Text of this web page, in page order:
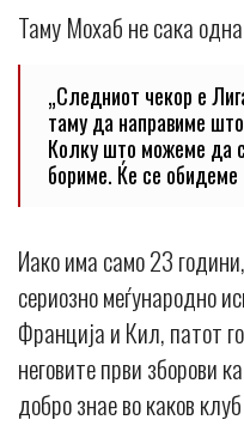
Таму Мохаб не сака
„Следниот чекор е
таму да направиме
Колку што можеме да
бориме. Ќе се
Иако има само 23
сериозно меѓународно
Франција и Кил, патот
неговите први зборови
добро знае во каков